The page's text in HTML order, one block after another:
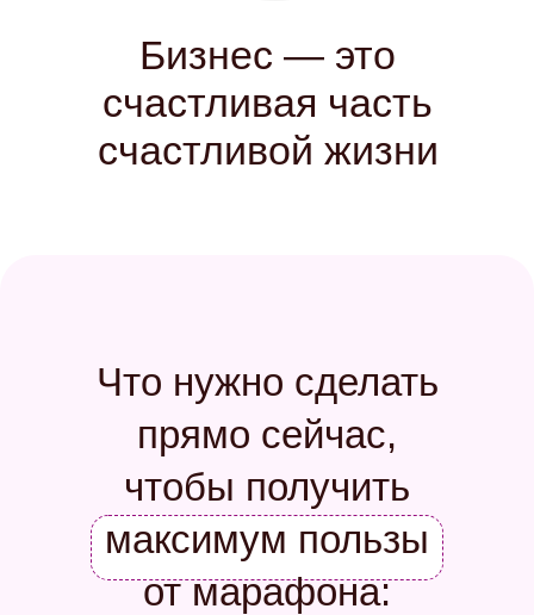
Бизнес — это
счастливая часть
счастливой жизни
Что нужно сделать
прямо сейчас,
чтобы получить
максимум пользы
от марафона: